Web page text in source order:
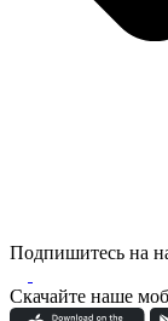
Подпишитесь на
Скачайте наше